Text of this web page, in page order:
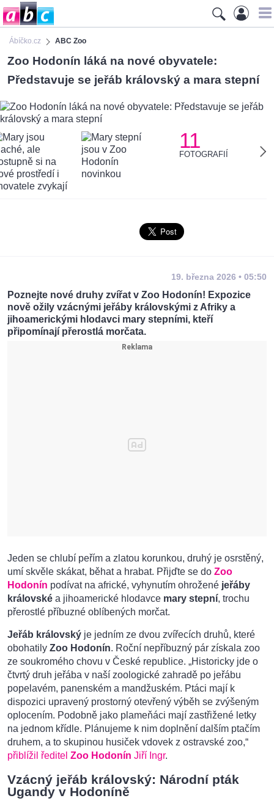
Ábíčko.cz ABC Zoo
Zoo Hodonín láká na nové obyvatele:
Představuje se jeřáb královský a mara stepní
11
FOTOGRAFIÍ
19. března 2026 • 05:50
Poznejte nové druhy zvířat v Zoo Hodonín! Expozice
nově ožily vzácnými jeřáby královskými z Afriky a
jihoamerickými hlodavci mary stepními, kteří
připomínají přerostlá morčata.
Jeden se chlubí peřím a zlatou korunkou, druhý je osrstěný,
umí skvěle skákat, běhat a hrabat. Přijďte se do Zoo
Hodonín podívat na africké, vyhynutím ohrožené jeřáby
královské a jihoamerické hlodavce mary stepní, trochu
přerostlé příbuzné oblíbených morčat.
Jeřáb královský je jedním ze dvou zvířecích druhů, které
obohatily Zoo Hodonín. Roční nepříbuzný pár získala zoo
ze soukromého chovu v České republice. „Historicky jde o
čtvrtý druh jeřába v naší zoologické zahradě po jeřábu
popelavém, panenském a mandžuském. Ptáci mají k
dispozici upravený prostorný otevřený výběh se zvýšeným
oplocením. Podobně jako plameňáci mají zastřižené letky
na jednom křídle. Plánujeme k nim doplnění dalším ptačím
druhem, a to skupinou husiček vdovek z ostravské zoo,“
přiblížil ředitel Zoo Hodonín Jiří Ingr.
Vzácný jeřáb královský: Národní pták
Ugandy v Hodoníně